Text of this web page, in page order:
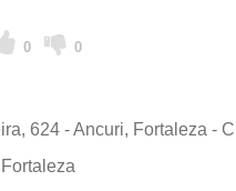
0 0
624 - Ancuri, Fortaleza -
Fortaleza